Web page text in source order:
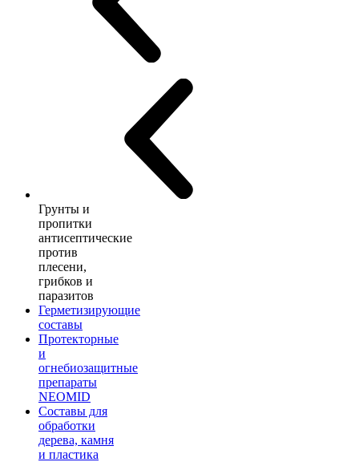
Грунты и
пропитки
антисептические
против
плесени,
грибков и
паразитов
Герметизирующие
составы
Протекторные
и
огнебиозащитные
препараты
NEOMID
Составы для
обработки
дерева, камня
и пластика